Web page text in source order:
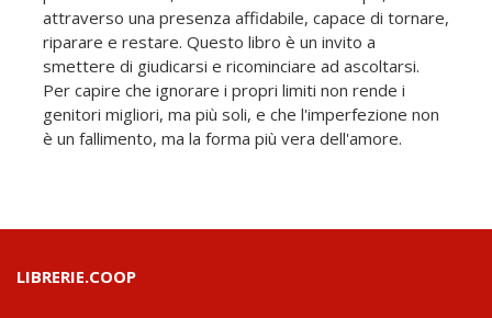
attraverso una presenza affidabile, capace di tornare,
riparare e restare. Questo libro è un invito a
smettere di giudicarsi e ricominciare ad ascoltarsi.
Per capire che ignorare i propri limiti non rende i
genitori migliori, ma più soli, e che l'imperfezione non
è un fallimento, ma la forma più vera dell'amore.
LIBRERIE.COOP